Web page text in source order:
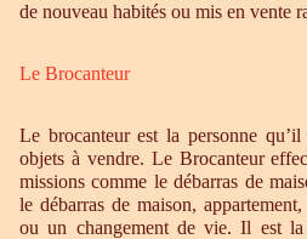
de nouveau habités ou mis en vente
Le Brocanteur
Le brocanteur est la personne
objets à vendre. Le Brocanteur
missions comme le débarras de
le débarras de maison,
ou un changement de vie. Il est